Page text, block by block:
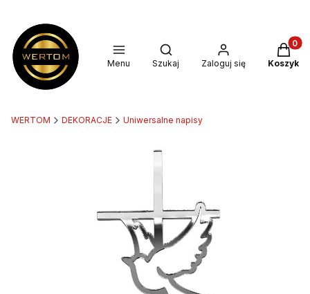
Menu
Otwórz wyszukiwarkę
Szukaj Zaloguj się Koszyk
WERTOM DEKORACJE Uniwersalne napisy